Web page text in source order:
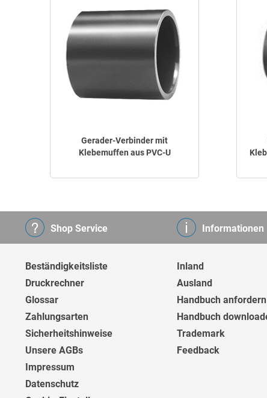
Gerader-Verbinder mit
Klebemuffen aus PVC-U
Shop Service
Beständigkeitsliste
Druckrechner
Glossar
Zahlungsarten
Sicherheitshinweise
Unsere AGBs
Impressum
Datenschutz
Informationen
Inland
Ausland
Handbuch anfordern
Handbuch
Trademark
Feedback